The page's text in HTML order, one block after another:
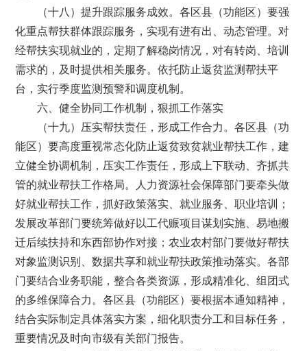
（十八）提升跟踪服务成效。各区县（功能区）要强
化重点帮扶群体跟踪服务，实现有进有出、动态管理。对
经帮扶实现就业的，定期了解稳岗情况，对有转岗、培训
需求的，及时提供相关服务。依托防止返贫监测帮扶平
台，实行季度监测预警和调度机制。
六、健全协同工作机制，狠抓工作落实
（十九）压实帮扶责任，形成工作合力。各区县（功
能区）要高度重视常态化防止返贫致贫就业帮扶工作，建
立健全协调机制，压实工作责任，形成上下联动、齐抓共
管的就业帮扶工作格局。人力资源社会保障部门要牵头做
好就业帮扶工作，抓好政策落实、就业服务、职业培训；
发展改革部门要统筹做好以工代赈项目谋划实施、易地搬
迁后续扶持和东西部协作对接；农业农村部门要做好帮扶
对象监测识别、数据共享和就业帮扶政策推动落实。各部
门要结合业务职能，整合各类资源，形成精准化、组团式
的多维保障合力。各区县（功能区）要根据本通知精神，
结合实际制定具体落实方案，细化职责分工和目标任务，
重要情况及时向市级有关部门报告。